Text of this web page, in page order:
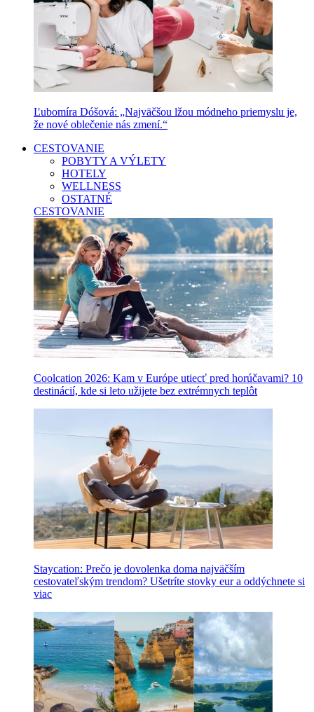
Ľubomíra Dóšová: „Najväčšou lžou módneho priemyslu je,
že nové oblečenie nás zmení.“
CESTOVANIE
POBYTY A VÝLETY
HOTELY
WELLNESS
OSTATNÉ
CESTOVANIE
Coolcation 2026: Kam v Európe utiecť pred horúčavami? 10
destinácií, kde si leto užijete bez extrémnych teplôt
Staycation: Prečo je dovolenka doma najväčším
cestovateľským trendom? Ušetríte stovky eur a oddýchnete si
viac